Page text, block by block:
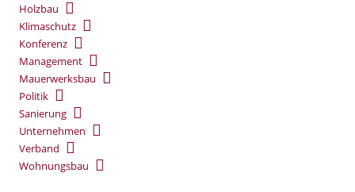
Holzbau
Klimaschutz
Konferenz
Management
Mauerwerksbau
Politik
Sanierung
Unternehmen
Verband
Wohnungsbau